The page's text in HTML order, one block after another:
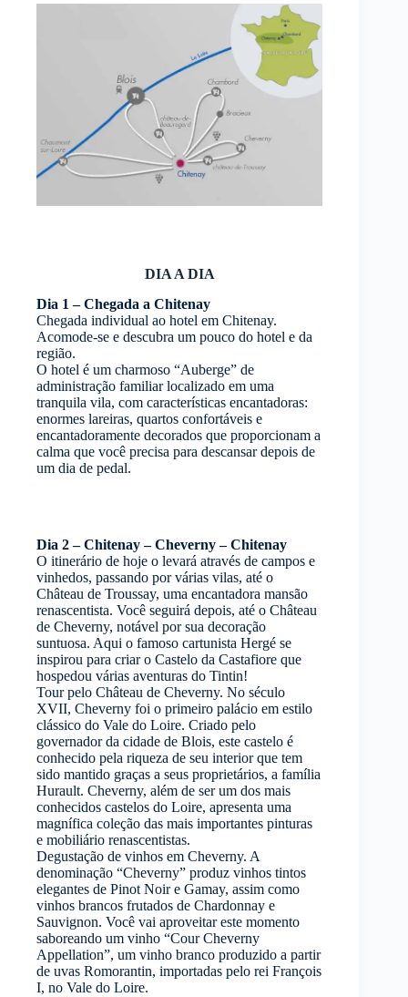
DIA A DIA
Dia 1 – Chegada a Chitenay
Chegada individual ao hotel em Chitenay.
Acomode-se e descubra um pouco do hotel e da
região.
O hotel é um charmoso “Auberge” de
administração familiar localizado em uma
tranquila vila, com características encantadoras:
enormes lareiras, quartos confortáveis e
encantadoramente decorados que proporcionam a
calma que você precisa para descansar depois de
um dia de pedal.
Dia 2 – Chitenay – Cheverny – Chitenay
O itinerário de hoje o levará através de campos e
vinhedos, passando por várias vilas, até o
Château de Troussay, uma encantadora mansão
renascentista. Você seguirá depois, até o Château
de Cheverny, notável por sua decoração
suntuosa. Aqui o famoso cartunista Hergé se
inspirou para criar o Castelo da Castafiore que
hospedou várias aventuras do Tintin!
Tour pelo Château de Cheverny. No século
XVII, Cheverny foi o primeiro palácio em estilo
clássico do Vale do Loire. Criado pelo
governador da cidade de Blois, este castelo é
conhecido pela riqueza de seu interior que tem
sido mantido graças a seus proprietários, a família
Hurault. Cheverny, além de ser um dos mais
conhecidos castelos do Loire, apresenta uma
magnífica coleção das mais importantes pinturas
e mobiliário renascentistas.
Degustação de vinhos em Cheverny. A
denominação “Cheverny” produz vinhos tintos
elegantes de Pinot Noir e Gamay, assim como
vinhos brancos frutados de Chardonnay e
Sauvignon. Você vai aproveitar este momento
saboreando um vinho “Cour Cheverny
Appellation”, um vinho branco produzido a partir
de uvas Romorantin, importadas pelo rei François
I, no Vale do Loire.